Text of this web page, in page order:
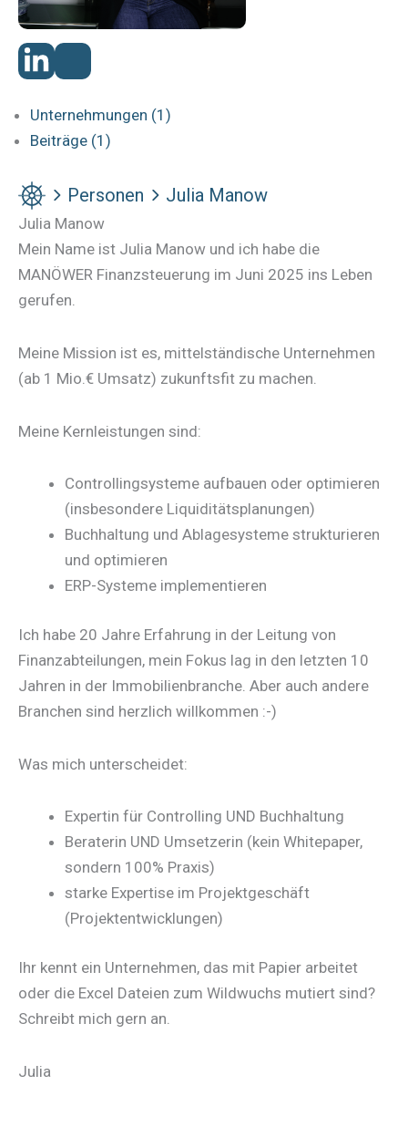
Unternehmungen (1)
Beiträge (1)
Personen Julia Manow
Julia Manow
Mein Name ist Julia Manow und ich habe die
MANÖWER Finanzsteuerung im Juni 2025 ins Leben
gerufen.
Meine Mission ist es, mittelständische Unternehmen
(ab 1 Mio.€ Umsatz) zukunftsfit zu machen.
Meine Kernleistungen sind:
Controllingsysteme aufbauen oder optimieren
(insbesondere Liquiditätsplanungen)
Buchhaltung und Ablagesysteme strukturieren
und optimieren
ERP-Systeme implementieren
Ich habe 20 Jahre Erfahrung in der Leitung von
Finanzabteilungen, mein Fokus lag in den letzten 10
Jahren in der Immobilienbranche. Aber auch andere
Branchen sind herzlich willkommen :-)
Was mich unterscheidet:
Expertin für Controlling UND Buchhaltung
Beraterin UND Umsetzerin (kein Whitepaper,
sondern 100% Praxis)
starke Expertise im Projektgeschäft
(Projektentwicklungen)
Ihr kennt ein Unternehmen, das mit Papier arbeitet
oder die Excel Dateien zum Wildwuchs mutiert sind?
Schreibt mich gern an.
Julia